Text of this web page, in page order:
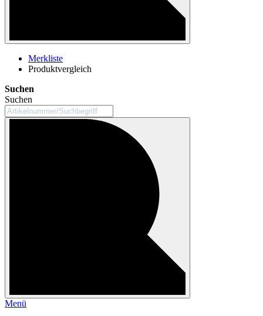
Merkliste
Produktvergleich
Suchen
Suchen
Menü